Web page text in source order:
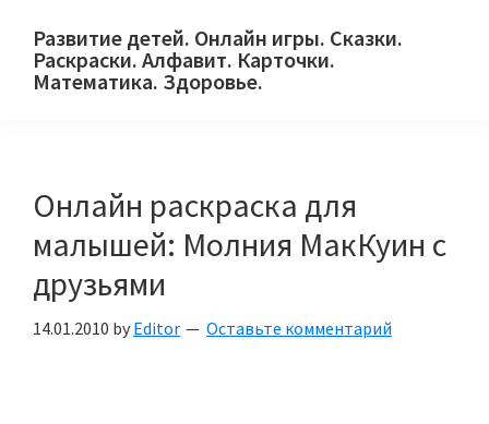
primary
main
primary
Развитие детей. Онлайн игры. Сказки.
Раскраски. Алфавит. Карточки.
Математика. Здоровье.
и
их
Онлайн раскраска для
малышей: Молния МакКуин с
друзьями
14.01.2010 by Editor Оставьте комментарий